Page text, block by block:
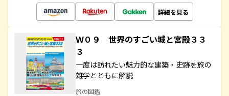
詳細を見る
Ｗ０９ 世界のすごい城と宮殿３３
３
一度は訪れたい魅力的な建築・史跡を旅の
雑学とともに解説
旅の図鑑